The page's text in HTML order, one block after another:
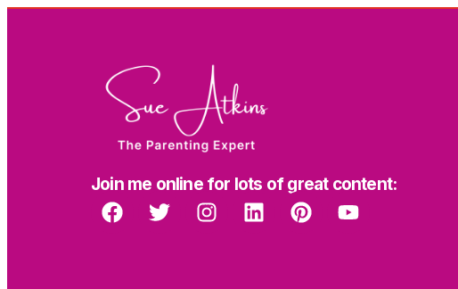
Join me online for lots of great content: